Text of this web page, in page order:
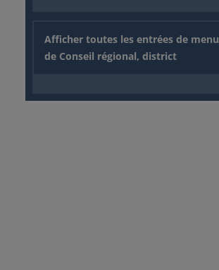
Afficher toutes les entrées de menu
de Conseil régional, district